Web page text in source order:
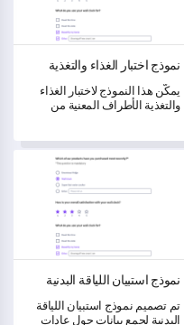
نموذج اختبار الغذاء والتغذية
يمكّن هذا النموذج لاختبار الغذاء
والتغذية الأطراف المعنية من
نموذج استبيان اللياقة البدنية
نموذج استبيان اللياقة البدنية
تم تصميم نموذج استبيان اللياقة
البدنية لجمع بيانات حول عادات